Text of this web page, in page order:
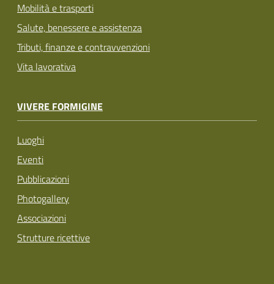
Mobilità e trasporti
Salute, benessere e assistenza
Tributi, finanze e contravvenzioni
Vita lavorativa
VIVERE FORMIGINE
Luoghi
Eventi
Pubblicazioni
Photogallery
Associazioni
Strutture ricettive